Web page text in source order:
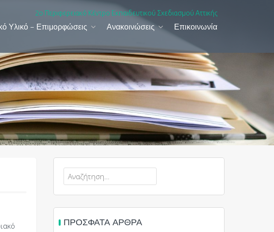
2ο Περιφερειακό Κέντρο Εκπαιδευτικού Σχεδιασμού Αττικής
Υλικό – Επιμορφώσεις Ανακοινώσεις Επικοινωνία
Αναζήτηση
για:
ΠΡΌΣΦΑΤΑ ΆΡΘΡΑ